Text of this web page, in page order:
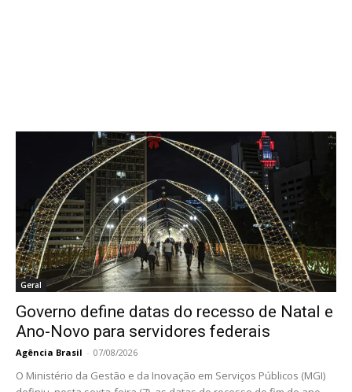
Geral
Governo define datas do recesso de Natal e
Ano-Novo para servidores federais
Agência Brasil - 07/08/2026
O Ministério da Gestão e da Inovação em Serviços Públicos (MGI)